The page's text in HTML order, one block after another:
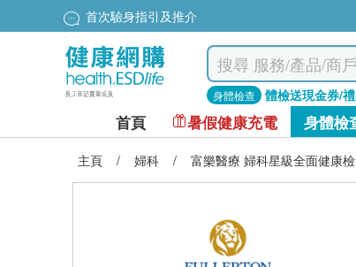
首次驗身指引及推介
身體檢查 體檢送現金券/
首頁 暑假健康充電 身體檢
主頁 / 婦科 / 富樂醫療 婦科星級全面健康